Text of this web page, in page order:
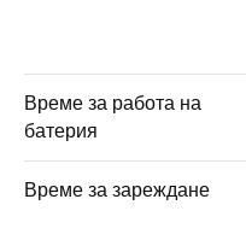
Време за работа на
батерия
Време за зареждане